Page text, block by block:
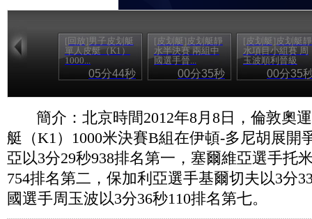
[回放]男子皮划艇
單人皮艇（K1）
1000...
05分44秒
[皮划艇]皮划艇靜
水半決賽 兩組中
國選手晉...
00分35秒
[皮划艇]皮划艇靜
水項目小組賽 周
玉波順利晉級
00分35
簡介：北京時間2012年8月8日，倫敦奧
艇（K1）1000米決賽B組在伊頓-多尼胡展開
亞以3分29秒938排名第一，塞爾維亞選手托
754排名第二，保加利亞選手基爾切夫以3分
國選手周玉波以3分36秒110排名第七。